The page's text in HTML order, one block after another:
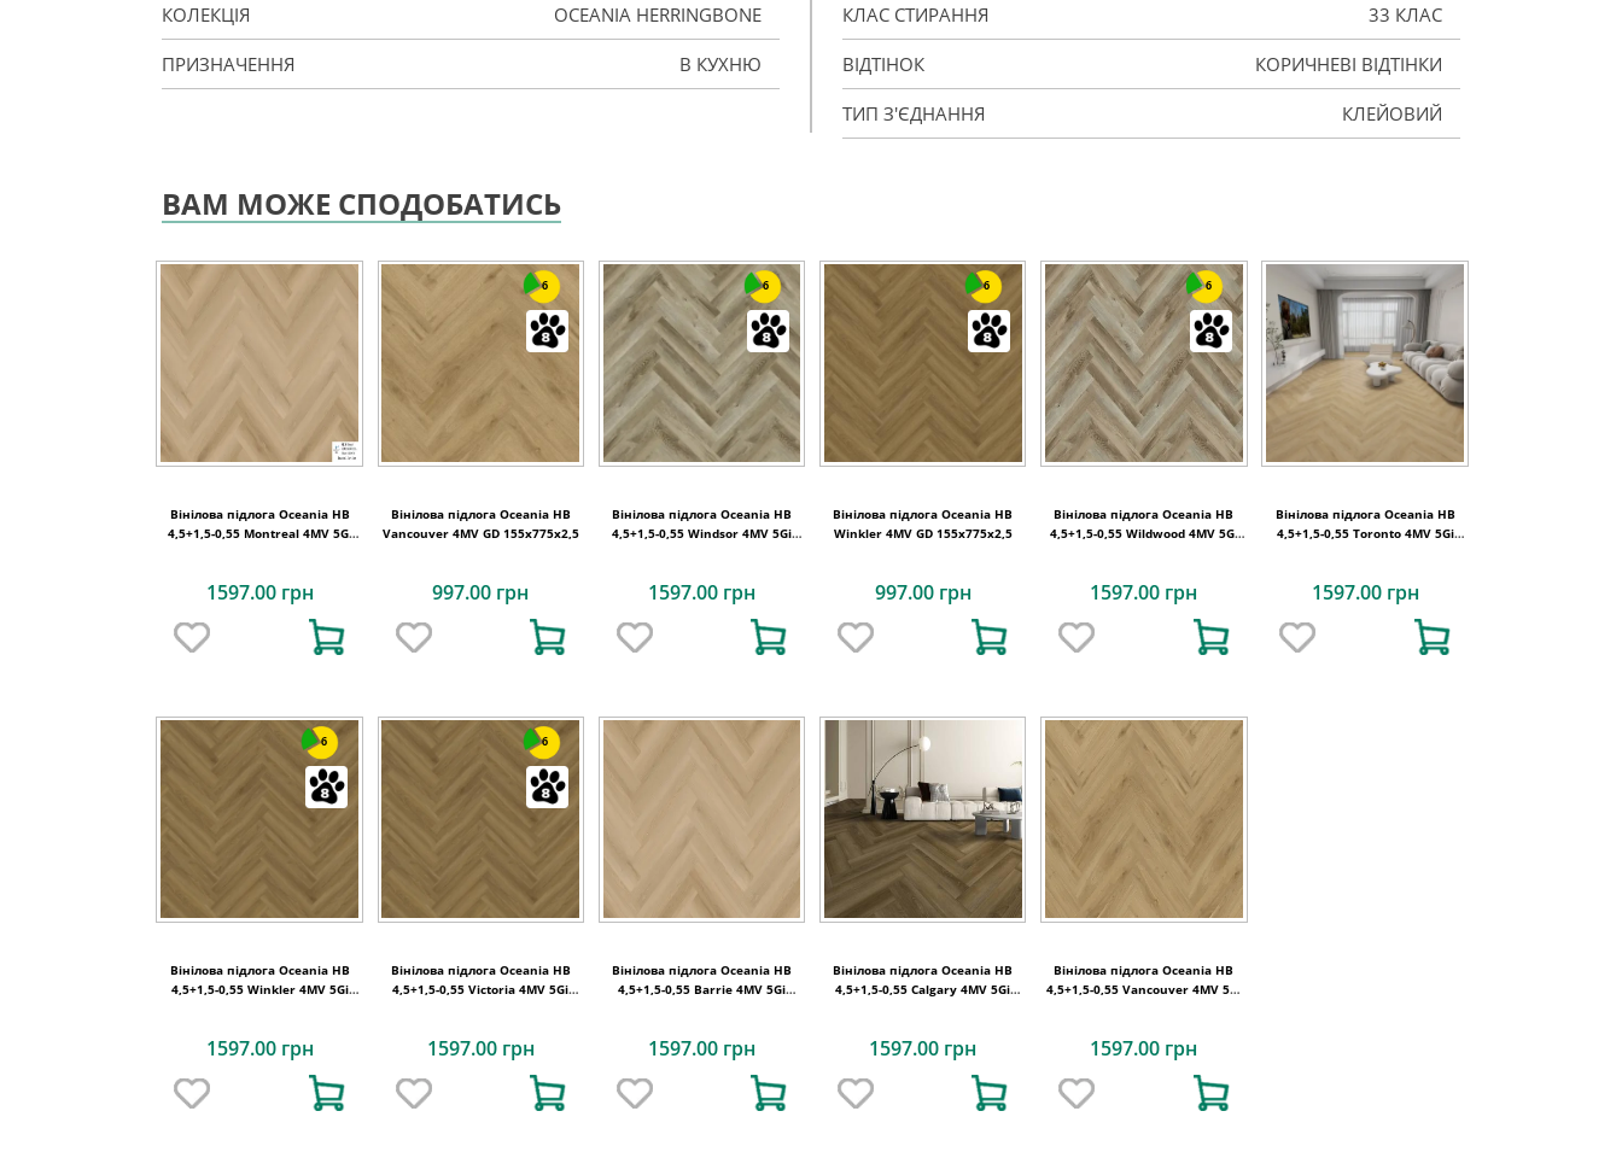
КОЛЕКЦІЯ OCEANIA HERRINGBONE
ПРИЗНАЧЕННЯ В КУХНЮ
КЛАС СТИРАННЯ 33 КЛАС
ВІДТІНОК КОРИЧНЕВІ ВІДТІНКИ
ТИП З'ЄДНАННЯ КЛЕЙОВИЙ
ВАМ МОЖЕ СПОДОБАТИСЬ
Вінілова підлога Oceania HB
4,5+1,5-0,55 Montreal 4MV 5Gi
1597.00 грн
6
Вінілова підлога Oceania HB
Vancouver 4MV GD 155x775x2,5
997.00 грн
6
Вінілова підлога Oceania HB
4,5+1,5-0,55 Windsor 4MV 5Gi
1597.00 грн
6
Вінілова підлога Oceania HB
Winkler 4MV GD 155x775x2,5
997.00 грн
6
Вінілова підлога Oceania HB
4,5+1,5-0,55 Wildwood 4MV 5Gi
1597.00 грн
Вінілова підлога Oceania HB
4,5+1,5-0,55 Toronto 4MV 5Gi
1597.00 грн
6
Вінілова підлога Oceania HB
4,5+1,5-0,55 Winkler 4MV 5Gi
1597.00 грн
6
Вінілова підлога Oceania HB
4,5+1,5-0,55 Victoria 4MV 5Gi
1597.00 грн
Вінілова підлога Oceania HB
4,5+1,5-0,55 Barrie 4MV 5Gi
1597.00 грн
Вінілова підлога Oceania HB
4,5+1,5-0,55 Calgary 4MV 5Gi
1597.00 грн
Вінілова підлога Oceania HB
4,5+1,5-0,55 Vancouver 4MV 5Gi
1597.00 грн